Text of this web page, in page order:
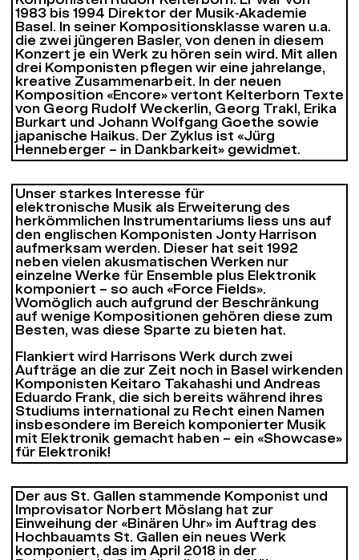
1983 bis 1994 Direktor der Musik-Akademie
Basel. In seiner Kompositionsklasse waren u.a.
die zwei jüngeren Basler, von denen in diesem
Konzert je ein Werk zu hören sein wird. Mit allen
drei Komponisten pflegen wir eine jahrelange,
kreative Zusammenarbeit. In der neuen
Komposition «Encore» vertont Kelterborn Texte
von Georg Rudolf Weckerlin, Georg Trakl, Erika
Burkart und Johann Wolfgang Goethe sowie
japanische Haikus. Der Zyklus ist «Jürg
Henneberger – in Dankbarkeit» gewidmet.
Unser starkes Interesse für
elektronische Musik als Erweiterung des
herkömmlichen Instrumentariums liess uns auf
den englischen Komponisten Jonty Harrison
aufmerksam werden. Dieser hat seit 1992
neben vielen akusmatischen Werken nur
einzelne Werke für Ensemble plus Elektronik
komponiert – so auch «Force Fields».
Womöglich auch aufgrund der Beschränkung
auf wenige Kompositionen gehören diese zum
Besten, was diese Sparte zu bieten hat.
Flankiert wird Harrisons Werk durch zwei
Aufträge an die zur Zeit noch in Basel wirkenden
Komponisten Keitaro Takahashi und Andreas
Eduardo Frank, die sich bereits während ihres
Studiums international zu Recht einen Namen
insbesondere im Bereich komponierter Musik
mit Elektronik gemacht haben – ein «Showcase»
für Elektronik!
Der aus St. Gallen stammende Komponist und
Improvisator Norbert Möslang hat zur
Einweihung der «Binären Uhr» im Auftrag des
Hochbauamts St. Gallen ein neues Werk
komponiert, das im April 2018 in der